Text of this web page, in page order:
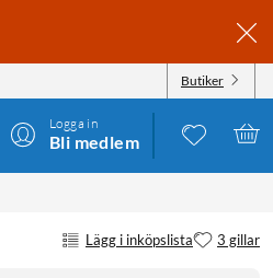
Butiker
Logga in
Bli medlem
Lägg i inköpslista 3 gillar